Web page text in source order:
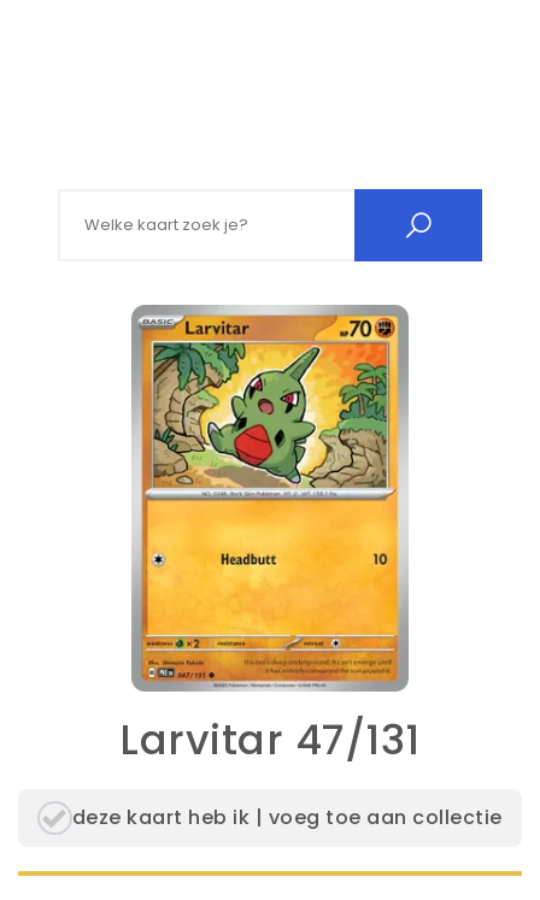
Larvitar 47/131
deze kaart heb ik | voeg toe aan collectie